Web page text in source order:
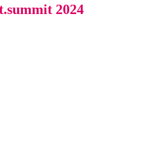
2024